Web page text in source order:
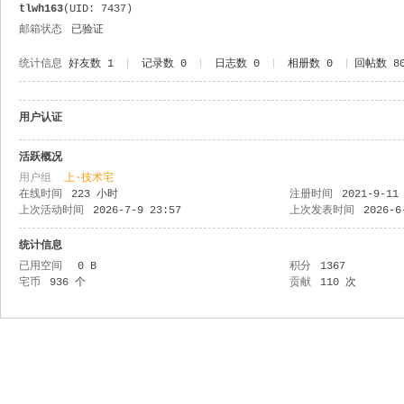
tlwh163(UID: 7437)
邮箱状态
已验证
统计信息 好友数 1 记录数 0 日志数 0 相册数 0 回帖数
用户认证
活跃概况
用户组 上·技术宅
在线时间
223 小时 注册时间
2021-9-11
上次活动时间
2026-7-9 23:57 上次发表时间 2026-
统计信息
已用空间
0 B 积分
1367
宅币
936 个 贡献 110 次